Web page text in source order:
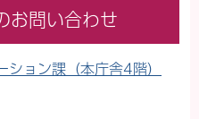
お問い合わせ
ョン課（本庁舎4階）